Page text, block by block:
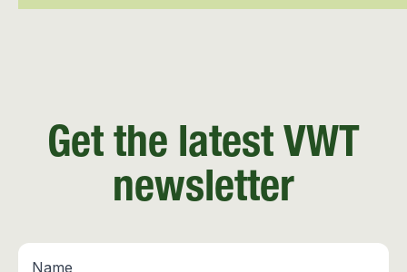
Get the latest VWT
newsletter
Name